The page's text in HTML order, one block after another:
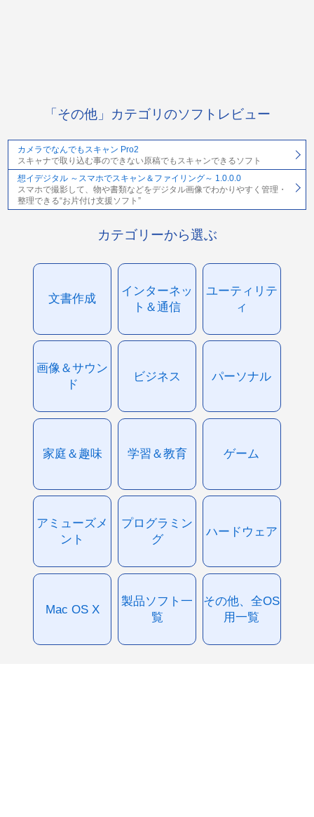
「その他」カテゴリのソフトレビュー
カメラでなんでもスキャン Pro2
スキャナで取り込む事のできない原稿でもスキャンできるソフト
想イデジタル ～スマホでスキャン＆ファイリング～ 1.0.0.0
スマホで撮影して、物や書類などをデジタル画像でわかりやすく管理・
整理できる“お片付け支援ソフト”
カテゴリーから選ぶ
文書作成
インターネッ
ト＆通信
ユーティリテ
ィ
画像＆サウン
ド
ビジネス パーソナル
家庭＆趣味 学習＆教育 ゲーム
アミューズメ
ント
プログラミン
グ
ハードウェア
Mac OS X
製品ソフト一
覧
その他、全OS
用一覧